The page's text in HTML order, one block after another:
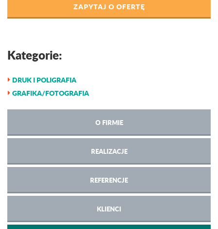
ZAPYTAJ O OFERTĘ
Kategorie:
DRUK I POLIGRAFIA
GRAFIKA/FOTOGRAFIA
O FIRMIE
REALIZACJE
REFERENCJE
KLIENCI